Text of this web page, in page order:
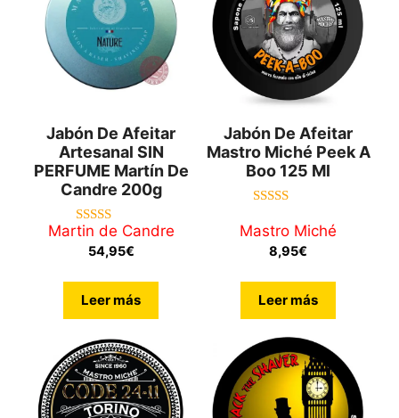
Jabón De Afeitar
Artesanal SIN
PERFUME Martín De
Candre 200g
5.00
de 5
Martin de Candre
54,95€
Leer más
Jabón De Afeitar
Mastro Miché Peek A
Boo 125 Ml
de 5
Mastro Miché
8,95€
Leer más